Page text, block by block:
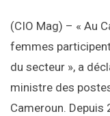
(CIO Mag) – « Au
femmes
du secteur », a
ministre des
Cameroun. Depuis